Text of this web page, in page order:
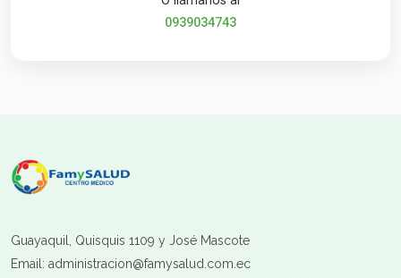
0939034743
Guayaquil, Quisquis 1109 y José Mascote
Email: administracion@famysalud.com.ec